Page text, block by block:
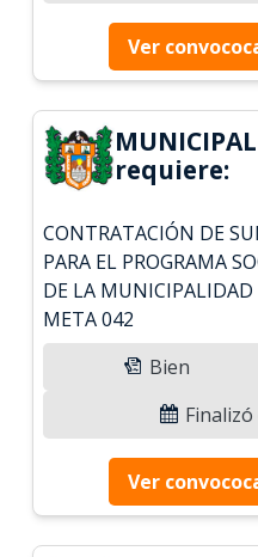
Ver
requiere:
CONTRATACIÓN DE
PARA EL PROGRAMA
DE LA MUNICIPALIDAD
META 042
Bien
Ver